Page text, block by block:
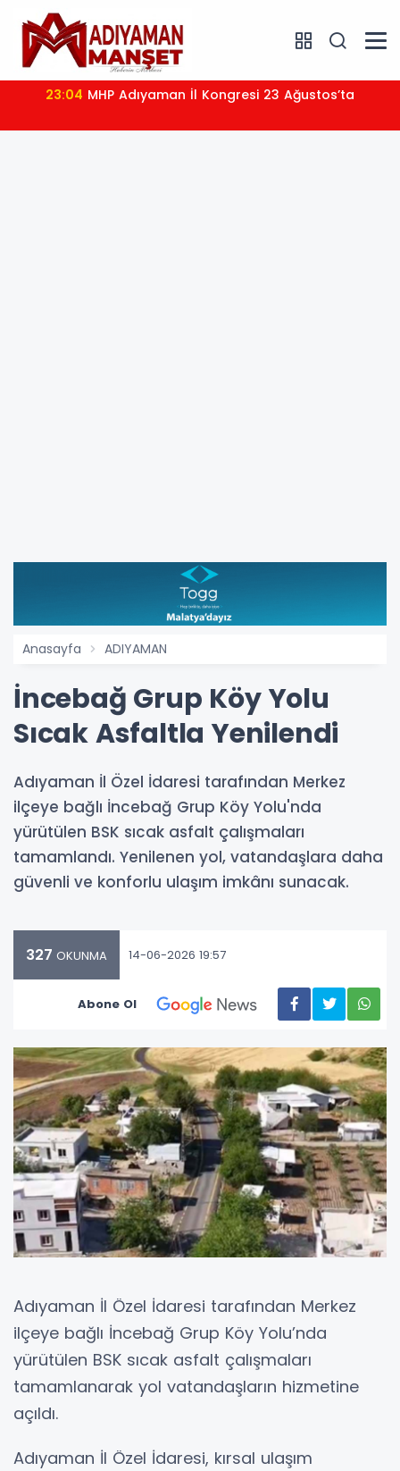
23:04 MHP Adıyaman İl Kongresi 23 Ağustos’ta
Anasayfa ADIYAMAN
İncebağ Grup Köy Yolu
Sıcak Asfaltla Yenilendi
Adıyaman İl Özel İdaresi tarafından Merkez
ilçeye bağlı İncebağ Grup Köy Yolu'nda
yürütülen BSK sıcak asfalt çalışmaları
tamamlandı. Yenilenen yol, vatandaşlara daha
güvenli ve konforlu ulaşım imkânı sunacak.
327 OKUNMA 14-06-2026 19:57
Abone Ol
Adıyaman İl Özel İdaresi tarafından Merkez
ilçeye bağlı İncebağ Grup Köy Yolu’nda
yürütülen BSK sıcak asfalt çalışmaları
tamamlanarak yol vatandaşların hizmetine
açıldı.
Adıyaman İl Özel İdaresi, kırsal ulaşım